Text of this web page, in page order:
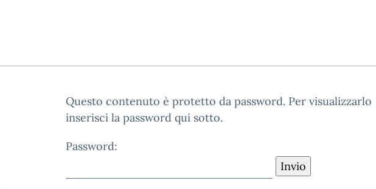
Questo contenuto è protetto da password. Per visualizzarlo
inserisci la password qui sotto.
Password: